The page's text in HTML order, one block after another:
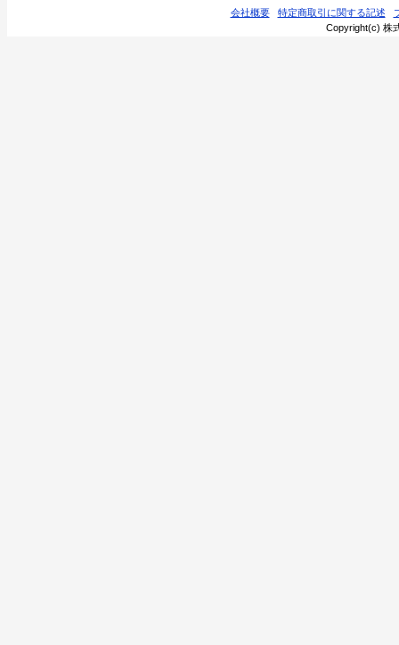
会社概要 特定商取引に関する記述
Copyright(c) 株